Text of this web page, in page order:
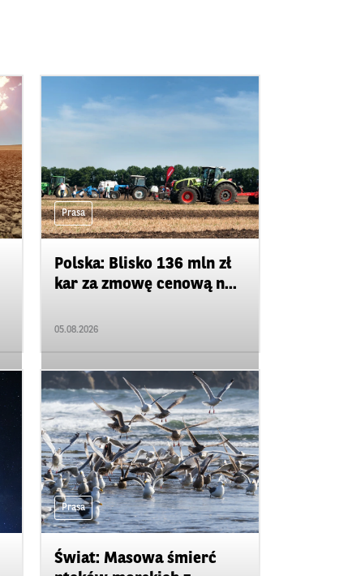
Prasa
Polska: Blisko 136 mln zł
kar za zmowę cenową n...
05.08.2026
Prasa
Świat: Masowa śmierć